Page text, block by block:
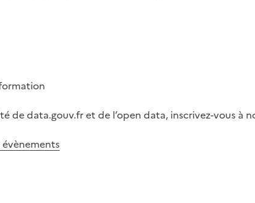
de data.gouv.fr et de l’open data, inscrivez-vous à